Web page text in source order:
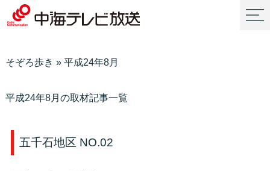
そぞろ歩き » 平成24年8月
平成24年8月の取材記事一覧
五千石地区 NO.02